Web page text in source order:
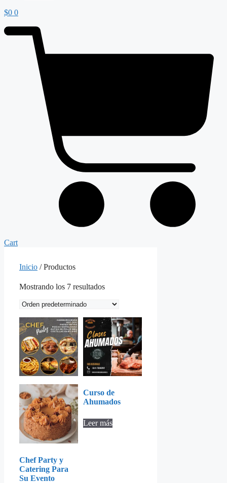
$0 0
Cart
Inicio / Productos
Mostrando los 7 resultados
Chef Party y
Catering Para
Su Evento
Curso de
Ahumados
Leer más